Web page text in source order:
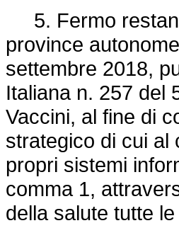
5. Fermo
province
settembre 2018,
Italiana n. 257 del
Vaccini, al fine di
strategico di cui al
propri sistemi
comma 1,
della salute tutte